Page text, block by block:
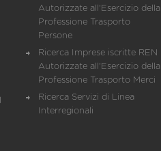
Autorizzate all'Esercizio della
Professione Trasporto
Persone
Ricerca Imprese iscritte REN
Autorizzate all'Esercizio della
Professione Trasporto Merci
Ricerca Servizi di Linea
Interregionali